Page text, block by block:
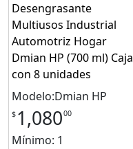
Desengrasante
Multiusos Industrial
Automotriz Hogar
Dmian HP (700 ml) Caja
con 8 unidades
Modelo:Dmian HP
$ 1,08000
Mínimo: 1